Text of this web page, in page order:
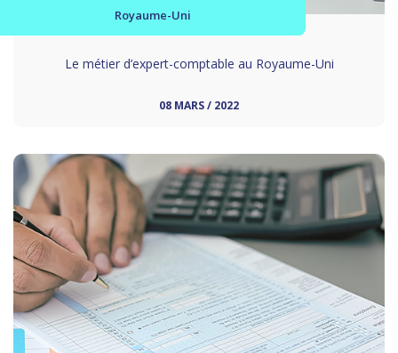
Royaume-Uni
Le métier d’expert-comptable au Royaume-Uni
08 MARS / 2022